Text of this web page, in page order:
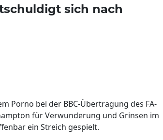
sich nach
Porno bei der BBC-Übertragung des FA-
für Verwunderung und Grinsen im
ein Streich gespielt.